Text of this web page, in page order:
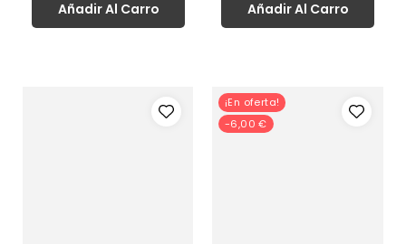
Añadir Al Carro Añadir Al Carro
¡En oferta!
-6,00 €